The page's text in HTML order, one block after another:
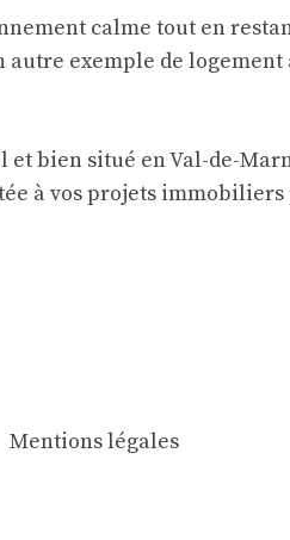
calme tout en
exemple de
bien situé en Val-de-
à vos projets immobiliers
Mentions légales